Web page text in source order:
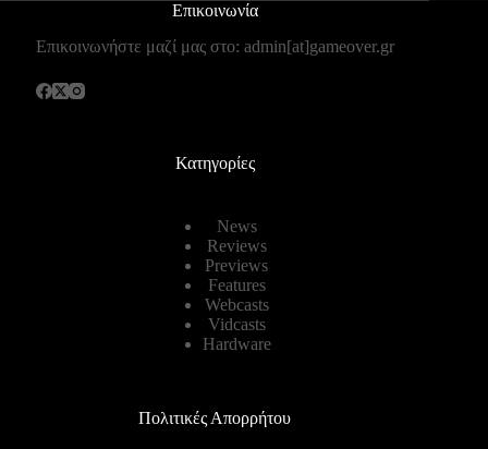
Επικοινωνία
Επικοινωνήστε μαζί μας στο: admin[at]gameover.gr
Κατηγορίες
News
Reviews
Previews
Features
Webcasts
Vidcasts
Hardware
Πολιτικές Απορρήτου